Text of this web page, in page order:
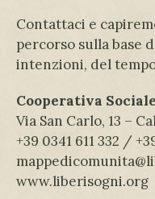
Contattaci e
percorso sulla base
intenzioni, del
Cooperativa
Via San Carlo, 13 –
+39 0341 611 332 /
www.liberisogni.org